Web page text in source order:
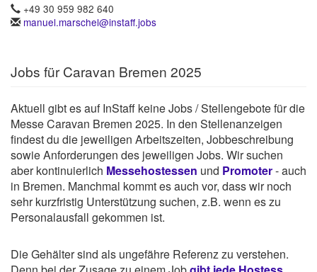
+49 30 959 982 640
manuel.marschel@instaff.jobs
Jobs für Caravan Bremen 2025
Aktuell gibt es auf InStaff keine Jobs / Stellengebote für die
Messe Caravan Bremen 2025. In den Stellenanzeigen
findest du die jeweiligen Arbeitszeiten, Jobbeschreibung
sowie Anforderungen des jeweiligen Jobs. Wir suchen
aber kontinuierlich Messehostessen und Promoter- auch
in Bremen. Manchmal kommt es auch vor, dass wir noch
sehr kurzfristig Unterstützung suchen, z.B. wenn es zu
Personalausfall gekommen ist.
Die Gehälter sind als ungefähre Referenz zu verstehen.